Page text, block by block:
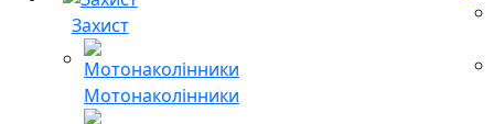
Захист
Мотонаколінники